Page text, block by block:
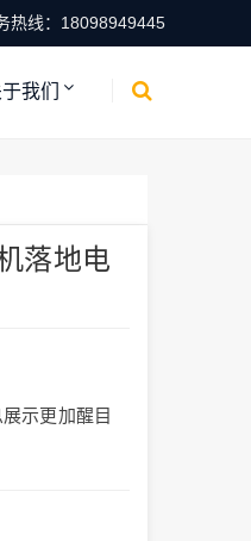
热线：18098949445
我们
落地电
示更加醒目